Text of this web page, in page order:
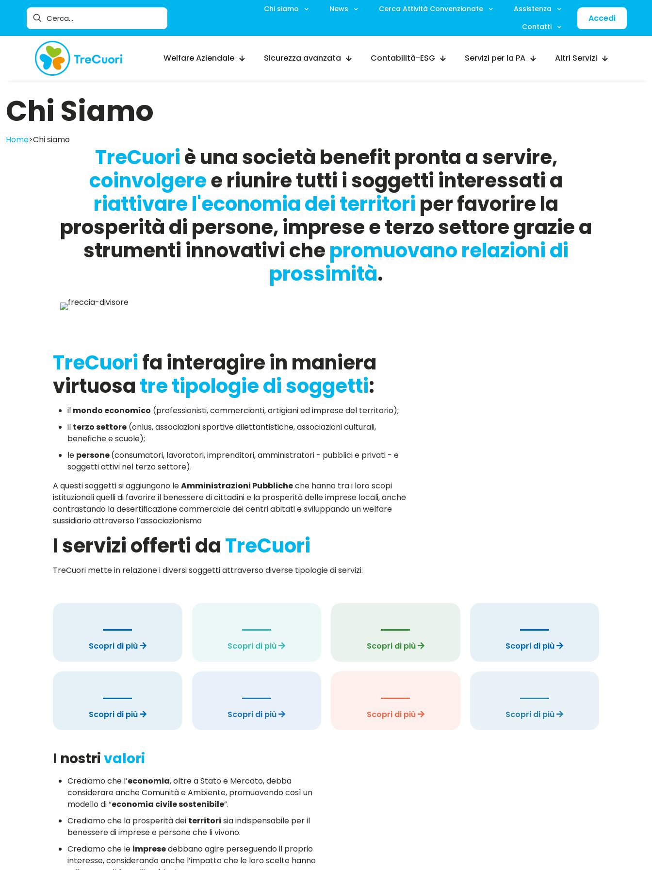
Chi siamo News Cerca Attività Convenzionate
Assistenza
Contatti
Accedi
Welfare Aziendale Sicurezza avanzata Contabilità-ESG Servizi per la PA Altri Servizi
Chi Siamo
Home>Chi siamo
TreCuoriè una società benefit pronta a servire,
coinvolgeree riunire tutti i soggetti interessati a
riattivare l'economia dei territori per favorire la
prosperità di persone, imprese e terzo settore grazie a
strumenti innovativi chepromuovano relazioni di
prossimità.
TreCuorifa interagire in maniera
virtuosatre tipologie di soggetti:
il mondo economico (professionisti, commercianti, artigiani ed imprese del territorio);
il terzo settore (onlus, associazioni sportive dilettantistiche, associazioni culturali,
benefiche e scuole);
le persone(consumatori, lavoratori, imprenditori, amministratori - pubblici e privati - e
soggetti attivi nel terzo settore).
A questi soggetti si aggiungono leAmministrazioni Pubblicheche hanno tra i loro scopi
istituzionali quelli di favorire il benessere di cittadini e la prosperità delle imprese locali, anche
contrastando la desertificazione commerciale dei centri abitati e sviluppando un welfare
sussidiario attraverso l’associazionismo
I servizi offerti daTreCuori
TreCuori mette in relazione i diversi soggetti attraverso diverse tipologie di servizi:
Scopri di più Scopri di più Scopri di più Scopri di più
Scopri di più Scopri di più Scopri di più Scopri di più
I nostrivalori
Crediamo che l’economia, oltre a Stato e Mercato, debba
considerare anche Comunità e Ambiente, promuovendo così un
modello di “economia civile sostenibile”.
Crediamo che la prosperità dei territori sia indispensabile per il
benessere di imprese e persone che li vivono.
Crediamo che le impresedebbano agire perseguendo il proprio
interesse, considerando anche l’impatto che le loro scelte hanno